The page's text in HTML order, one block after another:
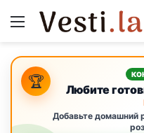
Menu
🏆 Любите
Добавьте домашний